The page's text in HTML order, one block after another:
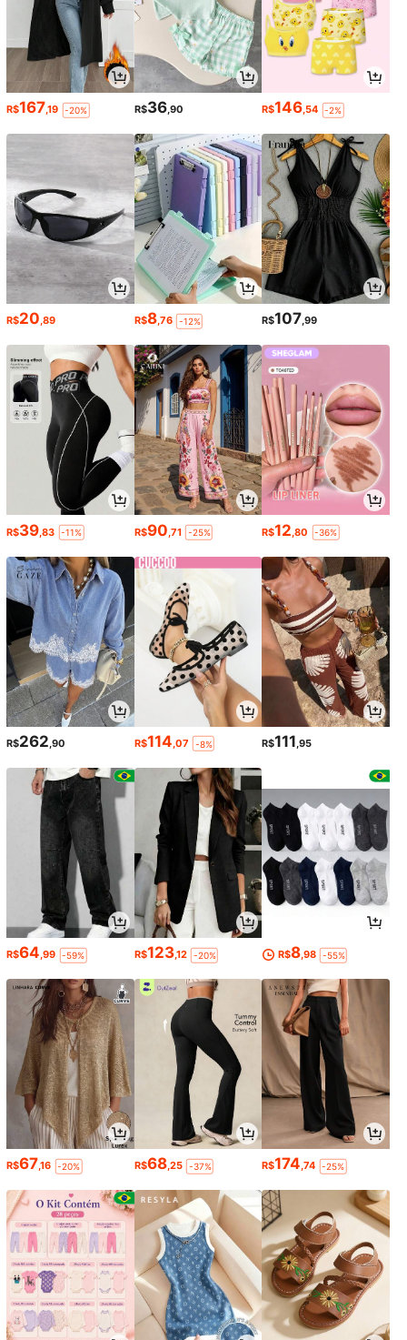
R$167,19 -20% R$36,90 R$146,54 -2%
R$20,89 R$8,76 -12% R$107,99
R$39 ,83 -11% R$90 ,71 -25% R$12 ,80 -36%
R$262 ,90 R$114 ,07 -8% R$111 ,95
R$64,99 -59% R$123,12 -20% R$8,98 -55%
R$67,16 -20% R$68,25 -37% R$174,74 -25%